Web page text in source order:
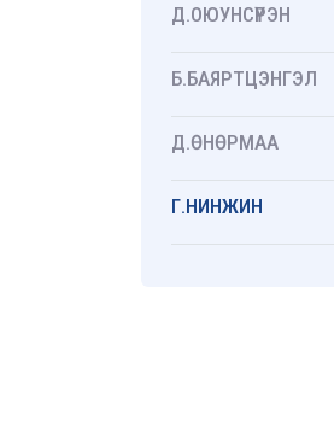
Д.ОЮУНСҮРЭН
Б.БАЯРТЦЭНГЭЛ
Д.ӨНӨРМАА
Г.НИНЖИН